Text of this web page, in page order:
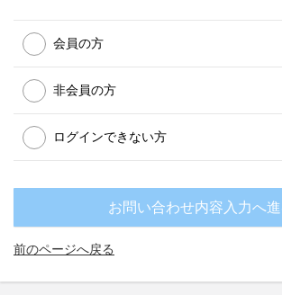
会員の方
非会員の方
ログインできない方
前のページへ戻る